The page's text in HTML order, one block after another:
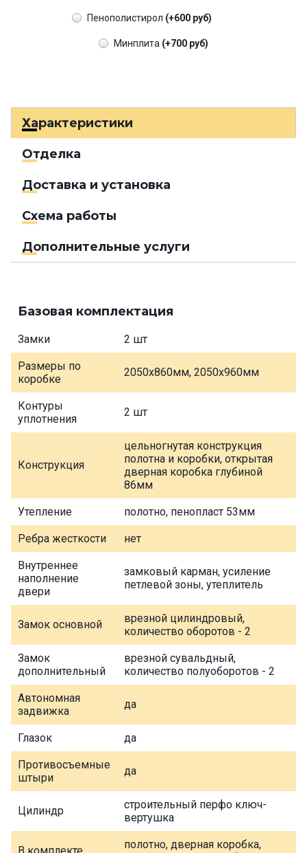
Пенополистирол (+600 руб)
Минплита (+700 руб)
Характеристики
Отделка
Доставка и установка
Схема работы
Дополнительные услуги
Базовая комплектация
Замки 2 шт
Размеры по
коробке
2050х860мм, 2050х960мм
Контуры
уплотнения
2 шт
Конструкция
цельногнутая конструкция
полотна и коробки, открытая
дверная коробка глубиной
86мм
Утепление полотно, пенопласт 53мм
Ребра жесткости нет
Внутреннее
наполнение
двери
замковый карман, усиление
петлевой зоны, утеплитель
Замок основной
врезной цилиндровый,
количество оборотов - 2
Замок
дополнительный
врезной сувальдный,
количество полуоборотов - 2
Автономная
задвижка
да
Глазок да
Противосъемные
штыри
да
Цилиндр
строительный перфо ключ-
вертушка
полотно, дверная коробка,